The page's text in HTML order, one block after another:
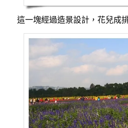
這一塊經過造景設計，花兒成